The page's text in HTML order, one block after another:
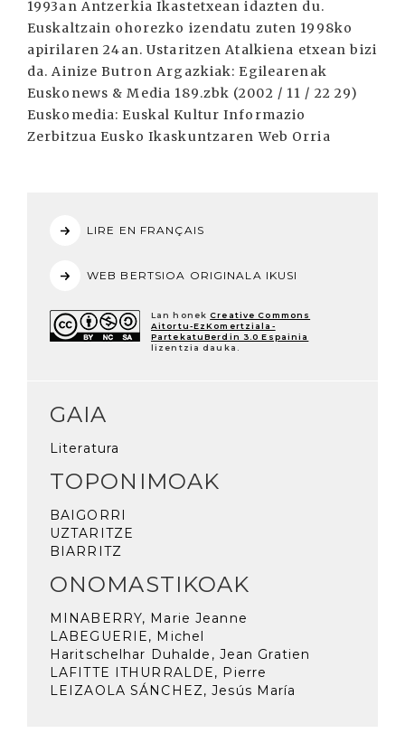
LIRE EN FRANÇAIS
WEB BERTSIOA ORIGINALA IKUSI
Lan honek Creative Commons
Aitortu-EzKomertziala-
PartekatuBerdin 3.0 Espainia
lizentzia dauka.
GAIA
Literatura
TOPONIMOAK
BAIGORRI
UZTARITZE
BIARRITZ
ONOMASTIKOAK
MINABERRY, Marie Jeanne
LABEGUERIE, Michel
Haritschelhar Duhalde, Jean Gratien
LAFITTE ITHURRALDE, Pierre
LEIZAOLA SÁNCHEZ, Jesús María